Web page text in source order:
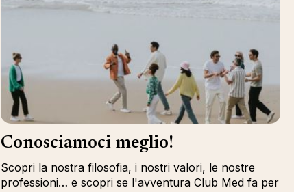
Conosciamoci meglio!
Scopri la nostra filosofia, i nostri valori, le nostre
professioni… e scopri se l'avventura Club Med fa per